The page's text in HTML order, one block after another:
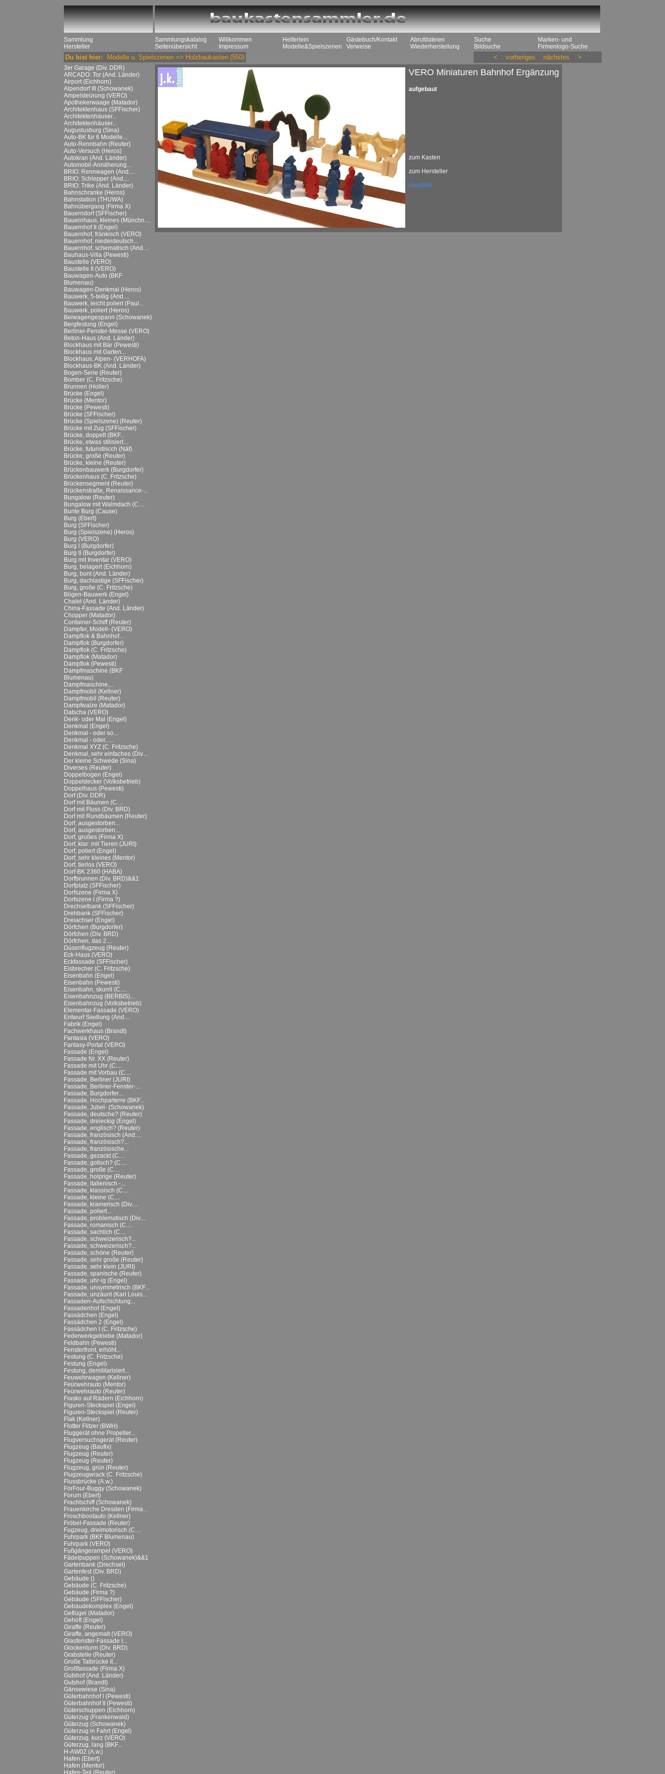
Sammlung
Hersteller
Sammlungskatalog
Seitenübersicht
Willkommen
Impressum
Helferlein
Modelle&Spielszenen
Gästebuch/Kontakt
Verweise
Abrufdateien
Wiederherstellung
Suche
Bildsuche
Marken- und
Firmenlogo-Suche
Du bist hier: Modelle u. Spielszenen => Holzbaukasten (550) < vorheriges nächstes >
3er Garage (Div. DDR)
ARCADO: Tor (And. Länder)
Airport (Eichhorn)
Alpendorf III (Schowanek)
Ampelsteürung (VERO)
Apothekerwaage (Matador)
Architektenhaus (SFFischer)
Architektenhäuser...
Architektenhäuser...
Augustusburg (Sina)
Auto-BK für 6 Modelle...
Auto-Rennbahn (Reuter)
Auto-Versuch (Heros)
Autokran (And. Länder)
Automobil-Annäherung...
BRIO: Rennwagen (And....
BRIO: Schlepper (And....
BRIO: Trike (And. Länder)
Bahnschranke (Heros)
Bahnstation (THUWA)
Bahnübergang (Firma X)
Bauerndorf (SFFischer)
Bauernhaus, kleines (Münchn....
Bauernhof II (Engel)
Bauernhof, fränkisch (VERO)
Bauernhof, niederdeutsch...
Bauernhof, schematisch (And....
Bauhaus-Villa (Pewesti)
Baustelle (VERO)
Baustelle II (VERO)
Bauwagen-Auto (BKF
Blumenau)
Bauwagen-Denkmal (Heros)
Bauwerk, 5-teilig (And....
Bauwerk, leicht poliert (Paul...
Bauwerk, poliert (Heros)
Beiwagengespann (Schowanek)
Bergfestung (Engel)
Berliner-Fenster-Messe (VERO)
Beton-Haus (And. Länder)
Blockhaus mit Bär (Pewesti)
Blockhaus mit Garten...
Blockhaus, Alpen- (VERHOFA)
Blockhaus-BK (And. Länder)
Bogen-Serie (Reuter)
Bomber (C. Fritzsche)
Brunnen (Holler)
Brücke (Engel)
Brücke (Mentor)
Brücke (Pewesti)
Brücke (SFFischer)
Brücke (Spielszene) (Reuter)
Brücke mit Zug (SFFischer)
Brücke, doppelt (BKF...
Brücke, etwas stilisiert...
Brücke, futuristiscch (Näf)
Brücke, große (Reuter)
Brücke, kleine (Reuter)
Brückenbauwerk (Burgdorfer)
Brückenhaus (C. Fritzsche)
Brückensegment (Reuter)
Brückenstraße, Renaissance-...
Bungalow (Reuter)
Bungalow mit Walmdach (C....
Bunte Burg (Cause)
Burg (Ebert)
Burg (SFFischer)
Burg (Spielszene) (Heros)
Burg (VERO)
Burg I (Burgdorfer)
Burg II (Burgdorfer)
Burg mit Inventar (VERO)
Burg, belagert (Eichhorn)
Burg, bunt (And. Länder)
Burg, dachlastige (SFFischer)
Burg, große (C. Fritzsche)
Bögen-Bauwerk (Engel)
Chalet (And. Länder)
China-Fassade (And. Länder)
Chopper (Matador)
Container-Schiff (Reuter)
Dampfer, Modell- (VERO)
Dampflok & Bahnhof...
Dampflok (Burgdorfer)
Dampflok (C. Fritzsche)
Dampflok (Matador)
Dampflok (Pewesti)
Dampfmaschine (BKF
Blumenau)
Dampfmaschine,...
Dampfmobil (Kellner)
Dampfmobil (Reuter)
Dampfwalze (Matador)
Datscha (VERO)
Denk- oder Mal (Engel)
Denkmal (Engel)
Denkmal - oder so...
Denkmal - oder......
Denkmal XYZ (C. Fritzsche)
Denkmal, sehr einfaches (Div....
Der kleine Schwede (Sina)
Diverses (Reuter)
Doppelbogen (Engel)
Doppeldecker (Volksbetrieb)
Doppelhaus (Pewesti)
Dorf (Div. DDR)
Dorf mit Bäumen (C....
Dorf mit Fluss (Div. BRD)
Dorf mit Rundbäumen (Reuter)
Dorf, ausgestorben...
Dorf, ausgestorben...
Dorf, großes (Firma X)
Dorf, klar: mit Tieren (JURI)
Dorf, poliert (Engel)
Dorf, sehr kleines (Mentor)
Dorf, tierlos (VERO)
Dorf-BK 2360 (HABA)
Dorfbrunnen (Div. BRD)&&1
Dorfplatz (SFFischer)
Dorfszene (Firma X)
Dorfszene I (Firma ?)
Drechselbank (SFFischer)
Drehbank (SFFischer)
Dreiachser (Engel)
Dörfchen (Burgdorfer)
Dörfchen (Div. BRD)
Dörfchen, das 2....
Düsenflugzeug (Reuter)
Eck-Haus (VERO)
Eckfassade (SFFischer)
Eisbrecher (C. Fritzsche)
Eisenbahn (Engel)
Eisenbahn (Pewesti)
Eisenbahn, skurril (C....
Eisenbahnzug (BERBIS)...
Eisenbahnzug (Volksbetrieb)
Elementar-Fassade (VERO)
Entwurf Siedlung (And....
Fabrik (Engel)
Fachwerkhaus (Brandt)
Fantasia (VERO)
Fantasy-Portal (VERO)
Fassade (Engel)
Fassade Nr. XX (Reuter)
Fassade mit Uhr (C....
Fassade mit Vorbau (C....
Fassade, Berliner (JURI)
Fassade, Berliner-Fenster-...
Fassade, Burgdorfer...
Fassade, Hochparterre (BKF...
Fassade, Jubel- (Schowanek)
Fassade, deutsche? (Reuter)
Fassade, dreieckig (Engel)
Fassade, englisch? (Reuter)
Fassade, französisch (And....
Fassade, französisch?...
Fassade, französische...
Fassade, gezackt (C....
Fassade, gotisch? (C....
Fassade, große (C....
Fassade, holprige (Reuter)
Fassade, italienisch -...
Fassade, klassisch (C....
Fassade, kleine (C....
Fassade, kramerisch (Div....
Fassade, poliert...
Fassade, problematisch (Div....
Fassade, romanisch (C....
Fassade, sachlich (C....
Fassade, schweizerisch?...
Fassade, schweizerisch?...
Fassade, schöne (Reuter)
Fassade, sehr große (Reuter)
Fassade, sehr klein (JURI)
Fassade, spanische (Reuter)
Fassade, uhr-ig (Engel)
Fassade, unsymmetrisch (BKF...
Fassade, unzäunt (Karl Louis...
Fassaden-Aufschichtung...
Fassadenhof (Engel)
Fassädchen (Engel)
Fassädchen 2 (Engel)
Fassädchen I (C. Fritzsche)
Federwerkgetriebe (Matador)
Feldbahn (Pewesti)
Fensterfront, erhöht...
Festung (C. Fritzsche)
Festung (Engel)
Festung, demilitarisiert...
Feuwehrwagen (Kellner)
Feürwehrauto (Mentor)
Feürwehrauto (Reuter)
Fiasko auf Rädern (Eichhorn)
Figuren-Steckspiel (Engel)
Figuren-Steckspiel (Reuter)
Flak (Kellner)
Flotter Flitzer (BWH)
Fluggerät ohne Propeller...
Flugversuchsgerät (Reuter)
Flugzeug (Baufix)
Flugzeug (Reuter)
Flugzeug (Reuter)
Flugzeug, grün (Reuter)
Flugzeugwrack (C. Fritzsche)
Flussbrücke (A.w.)
ForFour-Buggy (Schowanek)
Forum (Ebert)
Frachtschiff (Schowanek)
Frauenkirche Dresden (Firma...
Froschbootauto (Kellner)
Fröbel-Fassade (Reuter)
Fugzeug, dreimotorisch (C....
Fuhrpark (BKF Blumenau)
Fuhrpark (VERO)
Fußgängerampel (VERO)
Fädelpuppen (Schowanek)&&1
Gartenbank (Drechsel)
Gartenfest (Div. BRD)
Gebäude ()
Gebäude (C. Fritzsche)
Gebäude (Firma ?)
Gebäude (SFFischer)
Gebäudekomplex (Engel)
Geflügel (Matador)
Gehöft (Engel)
Giraffe (Reuter)
Giraffe, angemalt (VERO)
Glasfenster-Fassade I...
Glockenturm (Div. BRD)
Grabstelle (Reuter)
Große Talbrücke II...
Großfassade (Firma X)
Gutshof (And. Länder)
Gutshof (Brandt)
Gänsewiese (Sina)
Güterbahnhof I (Pewesti)
Güterbahnhof II (Pewesti)
Güterschuppen (Eichhorn)
Güterzug (Frankenwald)
Güterzug (Schowanek)
Güterzug in Fahrt (Engel)
Güterzug, kurz (VERO)
Güterzug, lang (BKF...
H-AW02 (A.w.)
Hafen (Ebert)
Hafen (Mentor)
Hafen-Teil (Reuter)
VERO Miniaturen Bahnhof Ergänzung
aufgebaut
zum Kasten
zum Hersteller
Großbild